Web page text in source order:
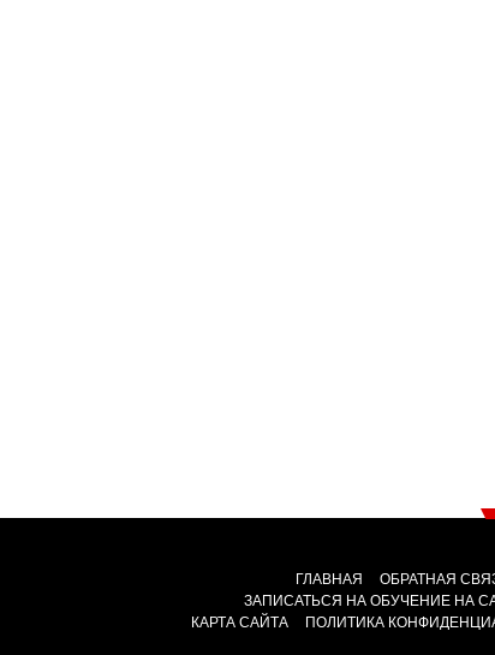
ГЛАВНАЯ ОБРАТНАЯ
ЗАПИСАТЬСЯ НА ОБУЧЕНИЕ НА
КАРТА САЙТА
ПОЛИТИКА